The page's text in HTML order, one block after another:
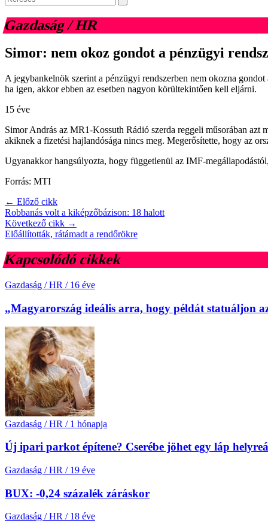
Gazdaság / HR
Simor: nem okoz gondot a pénzügyi
A jegybankelnök szerint a pénzügyi rendszerben nem okozna
ha igen, akkor ebben az esetben nagyon körültekintően kell eljárni.
15 éve
Simor András az MR1-Kossuth Rádió szerda reggeli műsorában azt
akiknek a fizetési hajlandósága nincs meg. Megerősítette, hogy az
Ugyanakkor hangsúlyozta, hogy függetlenül az IMF-
Forrás: MTI
← Előző cikk
Robbanás volt a kiképzőbázison: 18 halott
Következő cikk →
Előállították, rátámadt a rendőrökre
Kapcsolódó cikkek
Gazdaság / HR / 16 éve
„Magyarország ideális arra, hogy példát statuáljon
Gazdaság / HR / 1 hónapja
Új ipari parkot építene? Cserébe jöhet egy láp
Gazdaság / HR / 19 éve
BUX: -0,24 százalék záráskor
Gazdaság / HR / 18 éve